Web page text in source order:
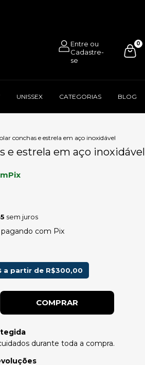
0
UNISSEX CATEGORIAS BLOG
conchas e estrela em aço inoxidável
e estrela em aço inoxidável
Pix
sem juros
com Pix
a partir de R$300,00
durante toda a compra.